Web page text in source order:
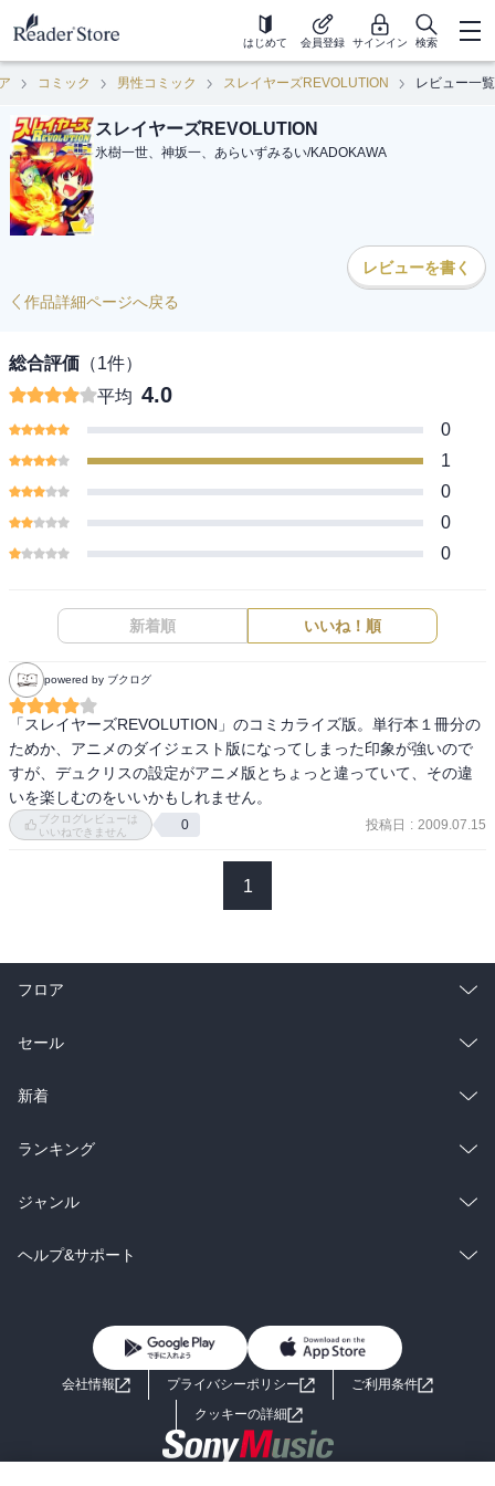
はじめて 会員登録 サインイン 検索
コミック 男性コミック スレイヤーズREVOLUTION レビュー一覧
スレイヤーズREVOLUTION
氷樹一世、神坂一、あらいずみるい/KADOKAWA
レビューを書く
作品詳細ページへ戻る
総合評価 （1件）
平均 4.0
0
1
0
0
0
新着順 いいね！順
powered by ブクログ
「スレイヤーズREVOLUTION」のコミカライズ版。単行本１冊分の
ためか、アニメのダイジェスト版になってしまった印象が強いので
すが、デュクリスの設定がアニメ版とちょっと違っていて、その違
いを楽しむのをいいかもしれません。
ブクログレビューは
いいねできません
0 投稿日 : 2009.07.15
1
フロア
総合
ラノベ
雑誌・グラビア
BL・TL
セール
総合
ラノベ
雑誌・グラビア
BL・TL
新着
総合
ラノベ
雑誌・グラビア
ランキング
総合
ラノベ
ジャンル
コミック
ライトノベル 男子向けラノベ
小説
海外小説
ヘルプ&サポート
よくあるご質問 お問い合わせ
会社情報 プライバシーポリシー
ご利用条件
クッキーの詳細